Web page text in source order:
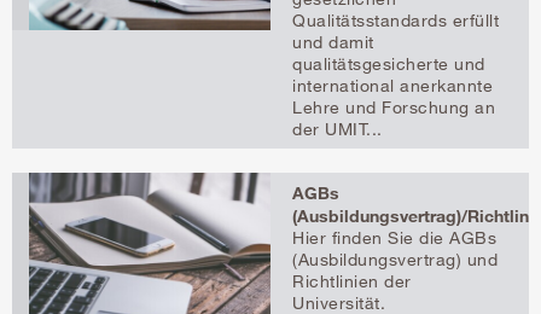
Qualitätsstandards erfüllt
und damit
qualitätsgesicherte und
international anerkannte
Lehre und Forschung an
der UMIT...
AGBs
(Ausbildungsvertrag)/
Hier finden Sie die AGBs
(Ausbildungsvertrag) und
Richtlinien der
Universität.